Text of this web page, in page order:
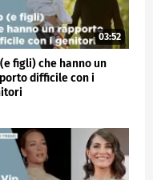
03:52
figli) che hanno un
difficile con i